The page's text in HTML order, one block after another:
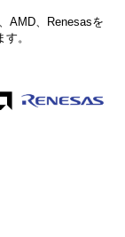
AMD、Renesasを
。